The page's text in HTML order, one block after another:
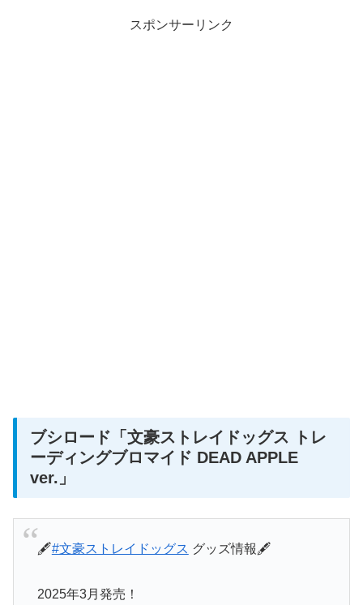
スポンサーリンク
ブシロード 「文豪ストレイドッグス トレ
ーディングブロマイド DEAD APPLE
ver.」
🖋️#文豪ストレイドッグス グッズ情報🖋️
2025年3月発売！